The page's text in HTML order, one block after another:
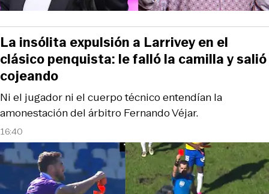
16:40
Ni el jugador ni el cuerpo técnico entendían la
amonestación del árbitro Fernando Véjar.
La insólita expulsión a Larrivey en el
clásico penquista: le falló la camilla y salió
cojeando